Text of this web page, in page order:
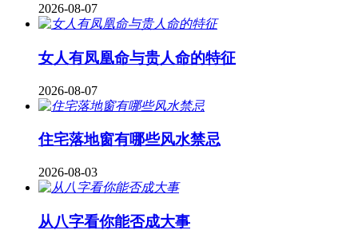
2026-08-07
女人有凤凰命与贵人命的特征
2026-08-07
住宅落地窗有哪些风水禁忌
2026-08-03
从八字看你能否成大事